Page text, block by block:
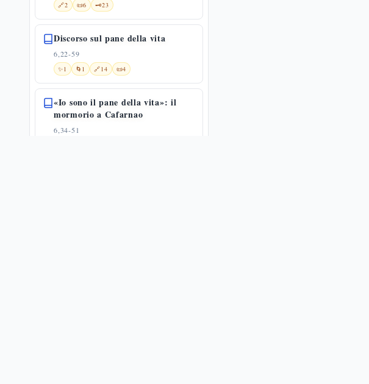
🔗2 📜6 🗝️23
Discorso sul pane della vita
6,22-59
✨1 🌀 1 🔗14 📜4
«Io sono il pane della vita»: il
mormorio a Cafarnao
6,34-51